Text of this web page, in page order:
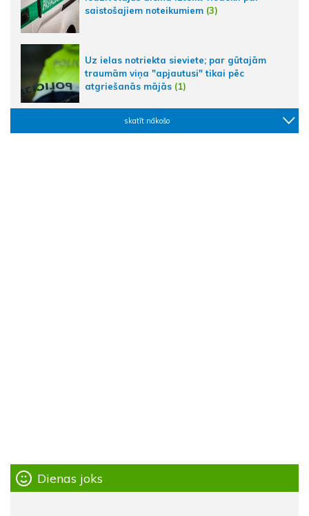
saistošajiem noteikumiem (3)
Uz ielas notriekta sieviete; par gūtajām
traumām viņa "apjautusi" tikai pēc
atgriešanās mājās (1)
skatīt nākošo
Dienas joks